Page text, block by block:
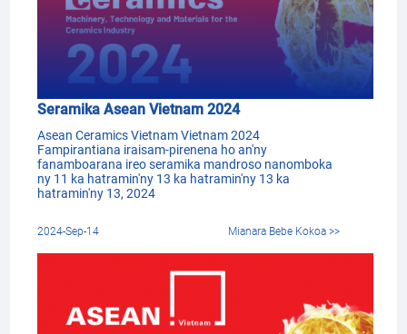
Seramika Asean Vietnam 2024
Asean Ceramics Vietnam Vietnam 2024
Fampirantiana iraisam-pirenena ho an'ny
fanamboarana ireo seramika mandroso nanomboka
ny 11 ka hatramin'ny 13 ka hatramin'ny 13 ka
hatramin'ny 13, 2024
2024-Sep-14 Mianara Bebe Kokoa >>